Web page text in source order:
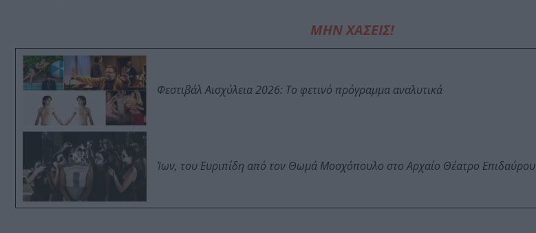
ΜΗΝ ΧΑΣΕΙΣ!
Φεστιβάλ Αισχύλεια 2026: Το φετινό πρόγραμμα αναλυτικά
Ίων, του Ευριπίδη από τον Θωμά Μοσχόπουλο στο Αρχαίο Θέατρο Επιδαύρου